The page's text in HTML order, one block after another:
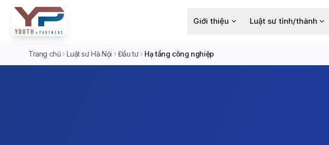
Giới thiệu Luật sư tỉnh/thành
Trang chủ Luật sư Hà Nội Đầu tư Hạ tầng công nghiệp